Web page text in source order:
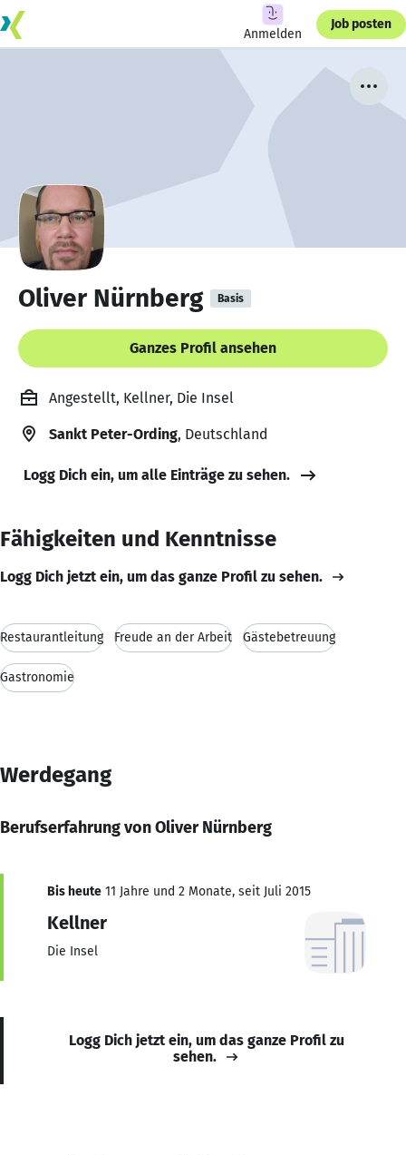
Anmelden
Job posten
Oliver Nürnberg Basis
Ganzes Profil ansehen
Angestellt, Kellner, Die Insel
Sankt Peter-Ording, Deutschland
Logg Dich ein, um alle Einträge zu sehen.
Fähigkeiten und Kenntnisse
Logg Dich jetzt ein, um das ganze Profil zu sehen.
Restaurantleitung Freude an der Arbeit Gästebetreuung
Gastronomie
Werdegang
Berufserfahrung von Oliver Nürnberg
Bis heute 11 Jahre und 2 Monate, seit Juli 2015
Kellner
Die Insel
Logg Dich jetzt ein, um das ganze Profil zu
sehen.